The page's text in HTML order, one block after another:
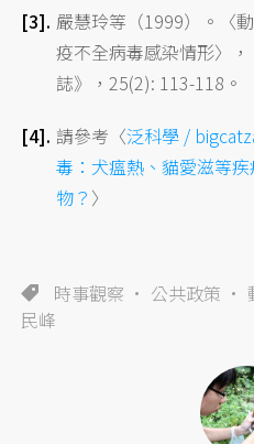
嚴慧玲等（1999）。〈
疫不全病毒感染情形〉
誌》，25(2): 113-118。
請參考〈泛科學 /
毒：犬瘟熱、貓愛滋等
物？ 〉
時事觀察 公共政策
民峰